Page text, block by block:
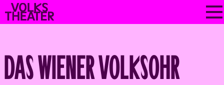
Skip
to
content
VOLKSTHEATER
WIEN
DAS WIENER VOLKSOHR